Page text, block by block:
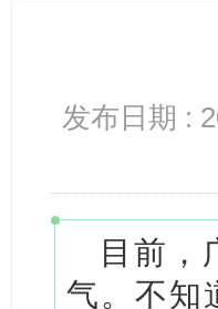
发布日期 :
目前，
气。不知